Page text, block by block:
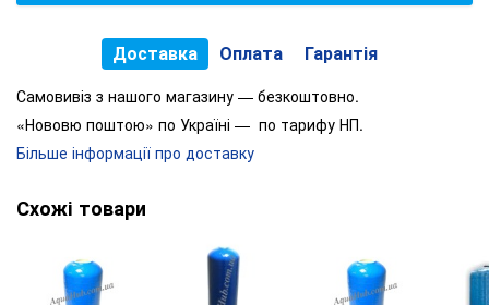
Доставка Оплата Гарантія
Самовивіз з нашого магазину — безкоштовно.
«Нововю поштою» по Україні — по тарифу НП.
Більше інформації про доставку
Схожі товари